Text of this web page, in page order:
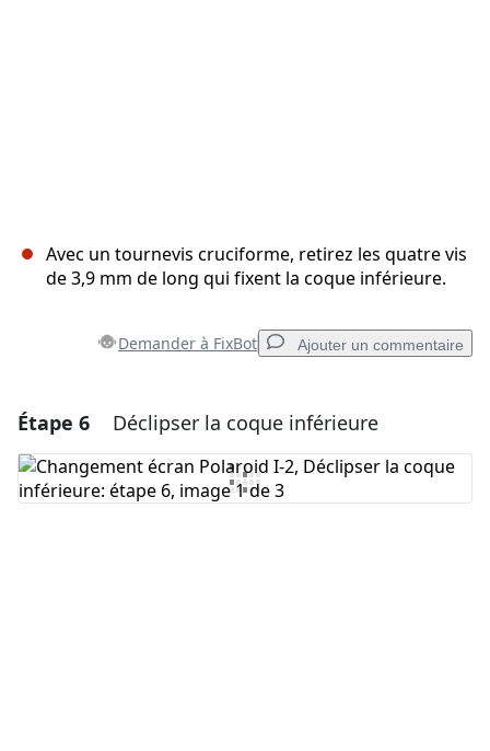
Avec un tournevis cruciforme, retirez les quatre vis
de 3,9 mm de long qui fixent la coque inférieure.
Demander à FixBot Ajouter un commentaire
Ajouter un commentaire
Ajouter un commentaire
Étape 6 Déclipser la coque inférieure